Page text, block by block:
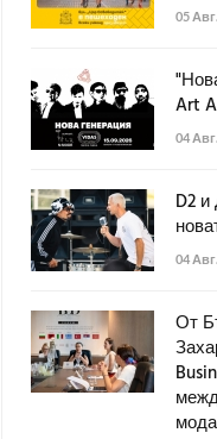
05
Art
04
D2
04
От